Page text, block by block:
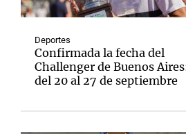
Deportes
Confirmada la fecha del
Challenger de Buenos
del 20 al 27 de septiembre